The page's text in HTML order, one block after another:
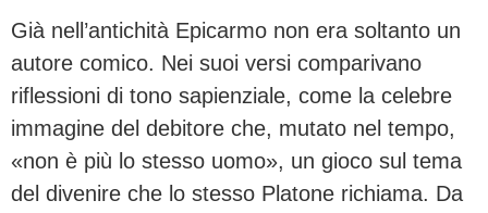
Già nell’antichità Epicarmo non era soltanto un
autore comico. Nei suoi versi comparivano
riflessioni di tono sapienziale, come la celebre
immagine del debitore che, mutato nel tempo,
«non è più lo stesso uomo», un gioco sul tema
del divenire che lo stesso Platone richiama. Da